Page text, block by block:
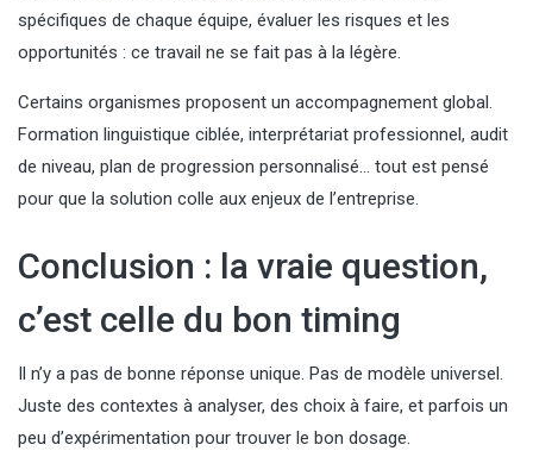
spécifiques de chaque équipe, évaluer les risques et les
opportunités : ce travail ne se fait pas à la légère.
Certains organismes proposent un accompagnement global.
Formation linguistique ciblée, interprétariat professionnel, audit
de niveau, plan de progression personnalisé… tout est pensé
pour que la solution colle aux enjeux de l’entreprise.
Conclusion : la vraie question,
c’est celle du bon timing
Il n’y a pas de bonne réponse unique. Pas de modèle universel.
Juste des contextes à analyser, des choix à faire, et parfois un
peu d’expérimentation pour trouver le bon dosage.